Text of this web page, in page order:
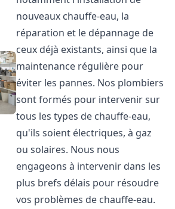
nouveaux chauffe-eau, la
réparation et le dépannage de
ceux déjà existants, ainsi que la
maintenance régulière pour
éviter les pannes. Nos plombiers
sont formés pour intervenir sur
tous les types de chauffe-eau,
qu'ils soient électriques, à gaz
ou solaires. Nous nous
engageons à intervenir dans les
plus brefs délais pour résoudre
vos problèmes de chauffe-eau.